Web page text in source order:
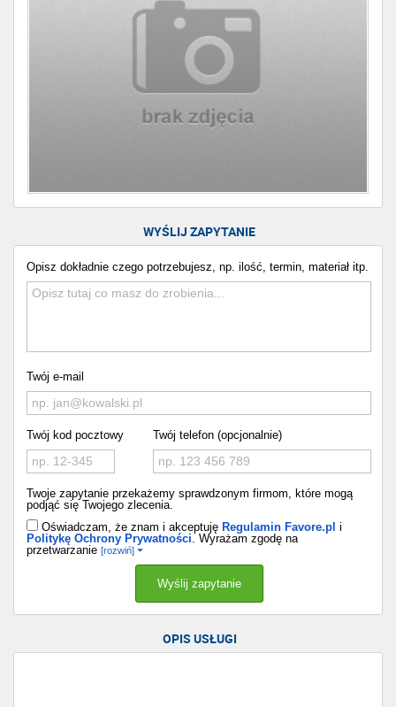
WYŚLIJ ZAPYTANIE
Opisz dokładnie czego potrzebujesz, np. ilość, termin, materiał itp.
Twój e-mail
Twój kod pocztowy Twój telefon (opcjonalnie)
Twoje zapytanie przekażemy sprawdzonym firmom, które mogą
podjąć się Twojego zlecenia.
Oświadczam, że znam i akceptuję Regulamin Favore.pl i
Politykę Ochrony Prywatności . Wyrażam zgodę na
przetwarzanie [rozwiń]
OPIS USŁUGI